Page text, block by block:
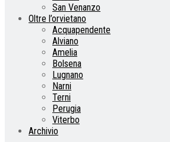
San Venanzo
Oltre l’orvietano
Acquapendente
Alviano
Amelia
Bolsena
Lugnano
Narni
Terni
Perugia
Viterbo
Archivio